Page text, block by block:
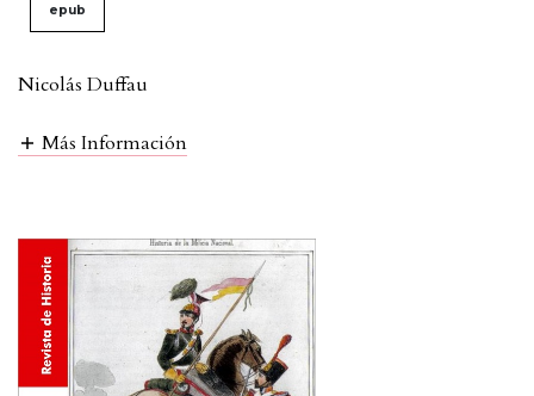
epub
Nicolás Duffau
Más Información